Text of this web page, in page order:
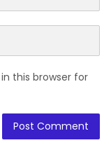
this browser for